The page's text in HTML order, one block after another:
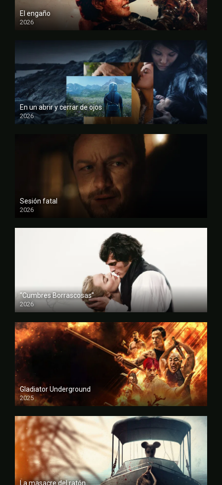
El engaño
2026
FULL HD
En un abrir y cerrar de ojos
2026
FULL HD
Sesión fatal
2026
FULL HD
“Cumbres Borrascosas”
2026
FULL HD
Gladiator Underground
2025
FULL HD
La masacre del ratón